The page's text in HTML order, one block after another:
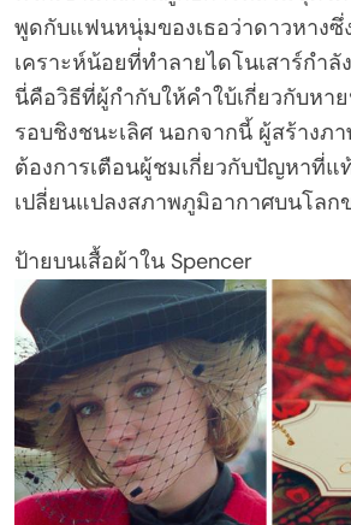
พูดกับแฟนหนุ่มของเธอว่าดาวหางซึ่
เคราะห์น้อยที่ทำลายไดโนเสาร์กำ
นี่คือวิธีที่ผู้กำกับให้คำใบ้เกี่ยวกับหา
รอบชิงชนะเลิศ นอกจากนี้ ผู้สร้างภ
ต้องการเตือนผู้ชมเกี่ยวกับปัญหาที่แ
เปลี่ยนแปลงสภาพภูมิอากาศบนโลก
ป้ายบนเสื้อผ้าใน Spencer